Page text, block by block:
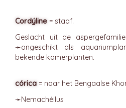
Cordýline = staaf.
Geslacht uit de
➛ongeschikt als
bekende kamerplanten.
córica = naar het Bengaalse
➛Nemachéilus